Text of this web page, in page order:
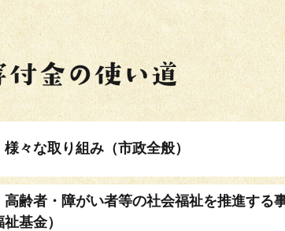
様々な取り組み（市政全般）
高齢者・障がい者等の社会福祉を推進する
祉基金）